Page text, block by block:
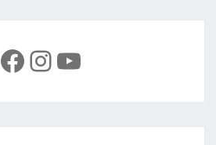
Facebook
Instagram
YouTube